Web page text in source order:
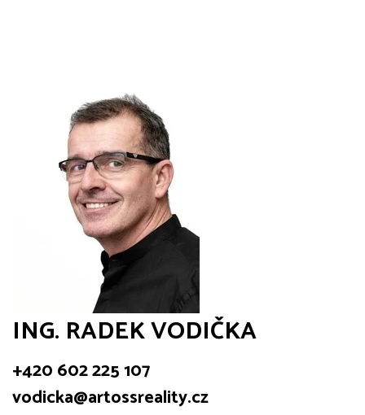
ING. RADEK VODIČKA
+420 602 225 107
vodicka@artossreality.cz